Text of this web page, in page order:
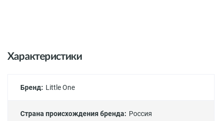
Характеристики
Бренд: Little One
Страна происхождения бренда: Россия